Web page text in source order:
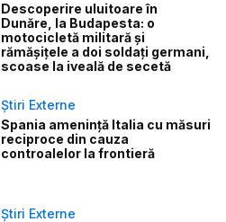
Descoperire uluitoare în
Dunăre, la Budapesta: o
motocicletă militară și
rămășițele a doi soldați germani,
scoase la iveală de secetă
Știri Externe
Spania amenință Italia cu măsuri
reciproce din cauza
controalelor la frontieră
Știri Externe